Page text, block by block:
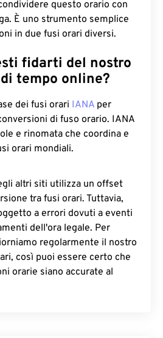
questo orario con
È uno strumento semplice
in due fusi orari diversi.
fidarti del nostro
tempo online?
dei fusi orari IANA per
di fuso orario. IANA
e rinomata che coordina e
orari mondiali.
altri siti utilizza un offset
tra fusi orari. Tuttavia,
a errori dovuti a eventi
dell'ora legale. Per
regolarmente il nostro
così puoi essere certo che
orarie siano accurate al